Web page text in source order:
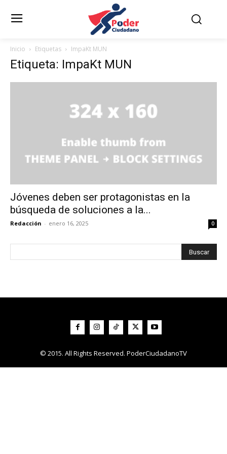
Inicio Etiquetas ImpaKt MUN
Etiqueta: ImpaKt MUN
Jóvenes deben ser protagonistas en la
búsqueda de soluciones a la...
Redacción - enero 16, 2025 0
© 2015. All Rights Reserved. PoderCiudadanoTV